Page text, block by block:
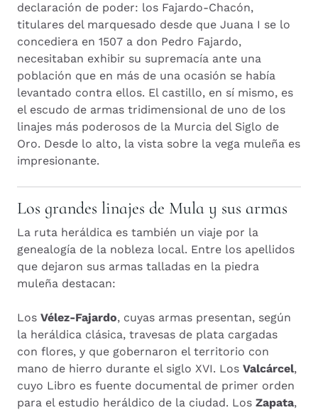
declaración de poder: los Fajardo-Chacón,
titulares del marquesado desde que Juana I se lo
concediera en 1507 a don Pedro Fajardo,
necesitaban exhibir su supremacía ante una
población que en más de una ocasión se había
levantado contra ellos. El castillo, en sí mismo, es
el escudo de armas tridimensional de uno de los
linajes más poderosos de la Murcia del Siglo de
Oro. Desde lo alto, la vista sobre la vega muleña es
impresionante.
Los grandes linajes de Mula y sus armas
La ruta heráldica es también un viaje por la
genealogía de la nobleza local. Entre los apellidos
que dejaron sus armas talladas en la piedra
muleña destacan:
Los Vélez-Fajardo, cuyas armas presentan, según
la heráldica clásica, travesas de plata cargadas
con flores, y que gobernaron el territorio con
mano de hierro durante el siglo XVI. Los Valcárcel,
cuyo Libro es fuente documental de primer orden
para el estudio heráldico de la ciudad. Los Zapata,